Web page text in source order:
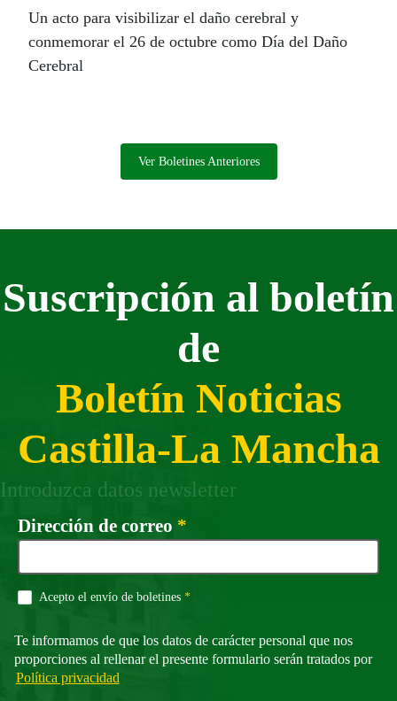
Un acto para visibilizar el daño cerebral y
conmemorar el 26 de octubre como Día del Daño
Cerebral
Ver Boletines Anteriores
Suscripción al boletín
de
Boletín Noticias
Castilla-La Mancha
Introduzca datos newsletter
Dirección de correo *
Acepto el envío de boletines *Campo obligatorio
Te informamos de que los datos de carácter personal que nos
proporciones al rellenar el presente formulario serán tratados por
Política privacidad